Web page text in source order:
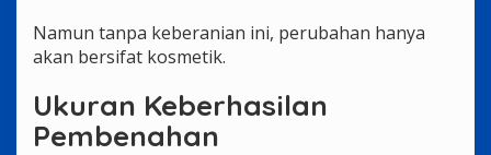
Namun tanpa keberanian ini, perubahan hanya
akan bersifat kosmetik.
Ukuran Keberhasilan
Pembenahan